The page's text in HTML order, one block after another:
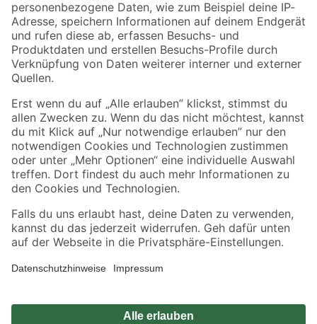
Zahlungsarten Versandarten
Sicher einkaufen
Jetzt die toom-App herunterladen
Alle Preisangaben in EUR inkl. gesetzl. MwSt.. Die dargestellten Angebote sind unter
Umständen nicht in allen Märkten verfügbar. Die angegebenen Verfügbarkeiten beziehen
Produkte nur solange der Vorrat reicht.
*Paketversand ab 59 € versandkostenfrei, gilt nicht für Artikel mit Speditionsversand, hier
Privatsphäre Impressum